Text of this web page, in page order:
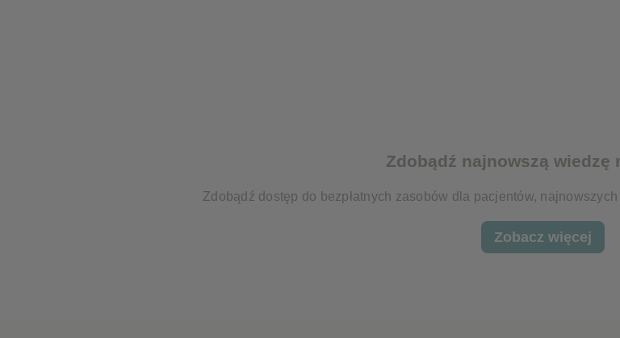
Zdobądź najnowszą wiedzę
Zdobądź dostęp do bezpłatnych zasobów dla pacjentów,
Zobacz więcej